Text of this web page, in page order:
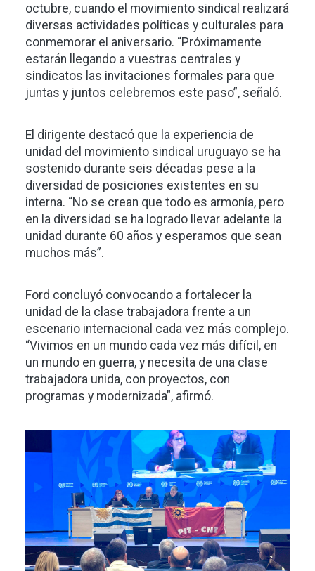
octubre, cuando el movimiento sindical realizará
diversas actividades políticas y culturales para
conmemorar el aniversario. “Próximamente
estarán llegando a vuestras centrales y
sindicatos las invitaciones formales para que
juntas y juntos celebremos este paso”, señaló.
El dirigente destacó que la experiencia de
unidad del movimiento sindical uruguayo se ha
sostenido durante seis décadas pese a la
diversidad de posiciones existentes en su
interna. “No se crean que todo es armonía, pero
en la diversidad se ha logrado llevar adelante la
unidad durante 60 años y esperamos que sean
muchos más”.
Ford concluyó convocando a fortalecer la
unidad de la clase trabajadora frente a un
escenario internacional cada vez más complejo.
“Vivimos en un mundo cada vez más difícil, en
un mundo en guerra, y necesita de una clase
trabajadora unida, con proyectos, con
programas y modernizada”, afirmó.
Imagen